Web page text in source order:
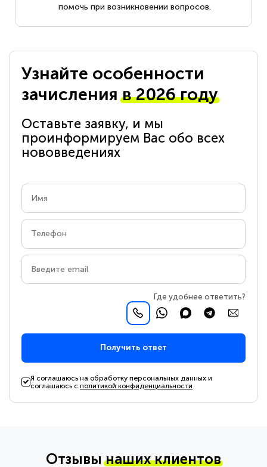
помочь при возникновении вопросов.
Узнайте особенности
зачисленияв 2026 году
Оставьте заявку, и мы
проинформируем Вас обо всех
нововведениях
Где удобнее ответить?
Получить ответ
Я соглашаюсь на обработку персональных данных и
соглашаюсь сполитикой конфиденциальности
Отзывынаших клиентов